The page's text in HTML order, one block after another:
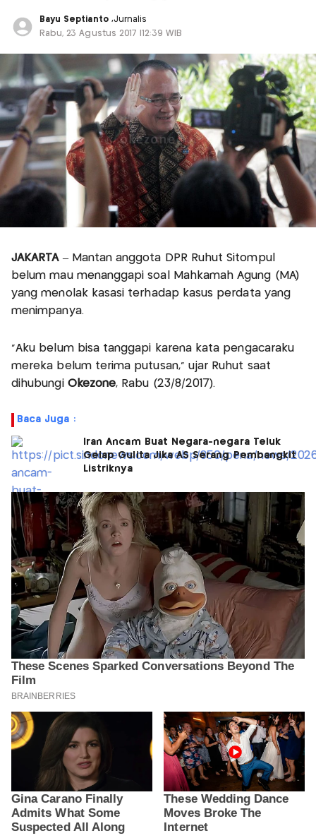
Bayu Septianto ,Jurnalis
Rabu, 23 Agustus 2017 |12:39 WIB
JAKARTA– Mantan anggota DPR Ruhut Sitompul
belum mau menanggapi soal Mahkamah Agung (MA)
yang menolak kasasi terhadap kasus perdata yang
menimpanya.
"Aku belum bisa tanggapi karena kata pengacaraku
mereka belum terima putusan," ujar Ruhut saat
dihubungi Okezone, Rabu (23/8/2017).
Baca Juga :
Iran Ancam Buat Negara-negara Teluk
Gelap Gulita Jika AS Serang Pembangkit
Listriknya